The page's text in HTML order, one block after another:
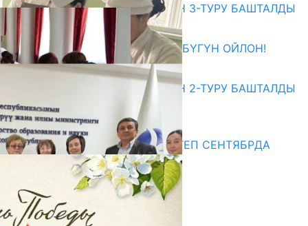
ЖОЖДОРГО КАБЫЛ АЛУУНУН 3-ТУРУ БАШТАЛДЫ
27.07.2026
ӨЗҮҢДҮН КЕЛЕЧЕГИҢ ҮЧҮН БҮГҮН ОЙЛОН!
20.07.2026
ЖОЖДОРГО КАБЫЛ АЛУУНУН 2-ТУРУ БАШТАЛДЫ
20.07.2026
Медиа
СУЗАКТА 750 ОРУНДУУ МЕКТЕП СЕНТЯБРДА
ПАЙДАЛАНУУГА БЕРИЛЕТ
07.08.2025
Улуу Жеңиштин жандуу сөзү
29.04.2025